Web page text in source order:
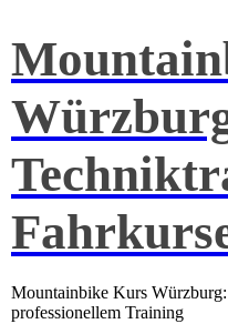
Mountainbike Kurs
professionellem Training